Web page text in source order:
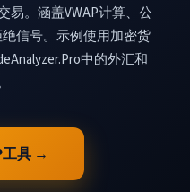
易。涵盖VWAP计算、公
信号。示例使用加密货
中的外汇和
工具 →